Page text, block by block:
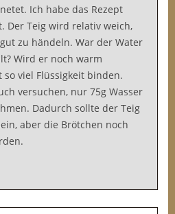
Ich habe das Rezept
Der Teig wird relativ weich,
zu händeln. War der Water
Wird er noch warm
viel Flüssigkeit binden.
versuchen, nur 75g Wasser
Dadurch sollte der Teig
aber die Brötchen noch